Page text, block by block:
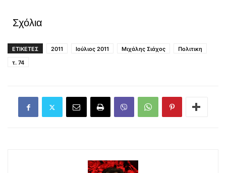
Σχόλια
ΕΤΙΚΕΤΕΣ 2011 Ιούλιος 2011 Μιχάλης Σιάχος
Πολιτικη
τ. 74